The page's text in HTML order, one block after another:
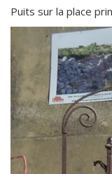
Puits sur la place